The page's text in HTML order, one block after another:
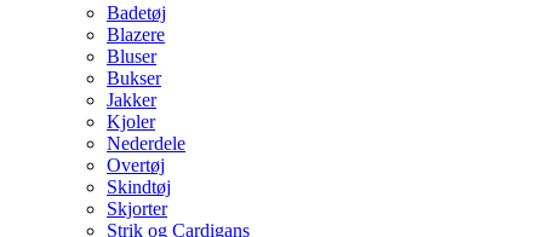
Badetøj
Blazere
Bluser
Bukser
Jakker
Kjoler
Nederdele
Overtøj
Skindtøj
Skjorter
Strik og Cardigans